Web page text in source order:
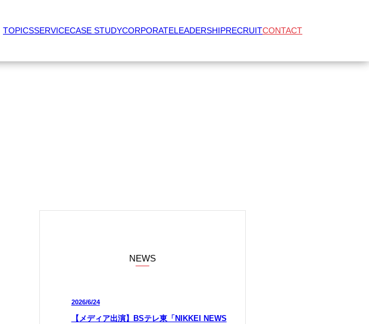
TOPICSSERVICECASE STUDYCORPORATELEADERSHIPRECRUITCONTACT
NEWS
2026/6/24
【メディア出演】BSテレ東「NIKKEI NEWS